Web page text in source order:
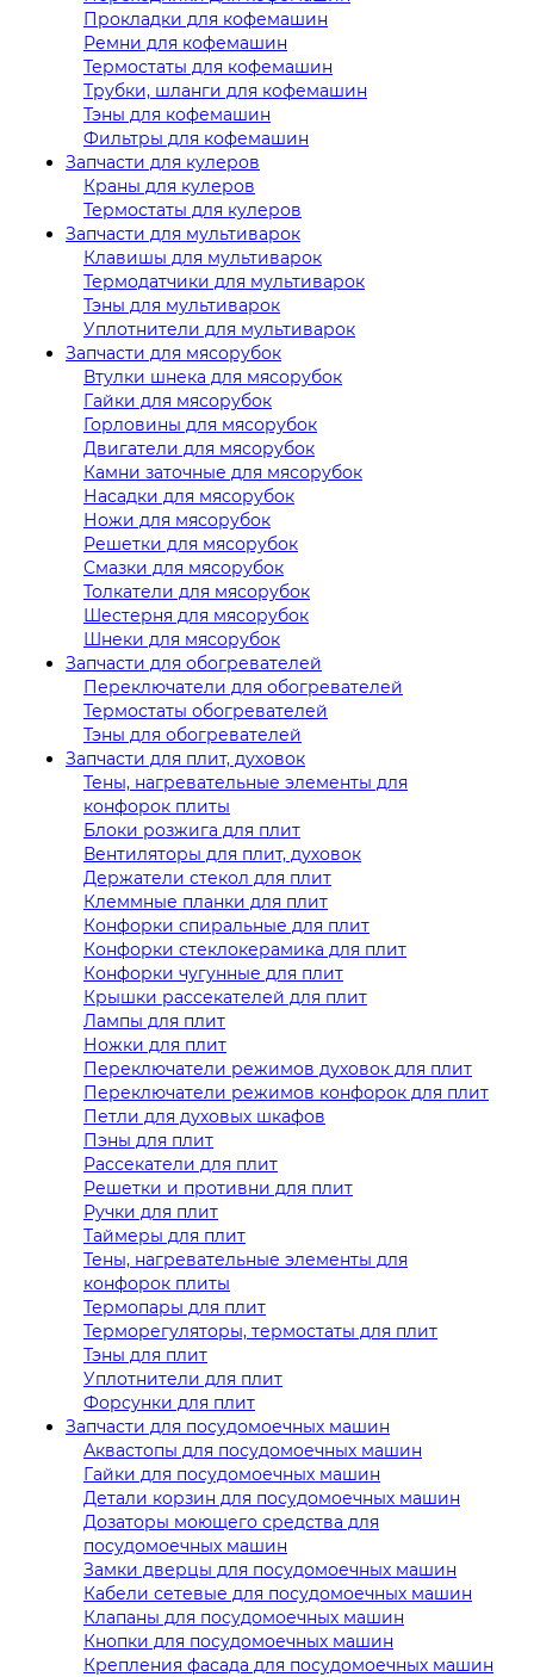
Прокладки для кофемашин
Ремни для кофемашин
Термостаты для кофемашин
Трубки, шланги для кофемашин
Тэны для кофемашин
Фильтры для кофемашин
Запчасти для кулеров
Краны для кулеров
Термостаты для кулеров
Запчасти для мультиварок
Клавишы для мультиварок
Термодатчики для мультиварок
Тэны для мультиварок
Уплотнители для мультиварок
Запчасти для мясорубок
Втулки шнека для мясорубок
Гайки для мясорубок
Горловины для мясорубок
Двигатели для мясорубок
Камни заточные для мясорубок
Насадки для мясорубок
Ножи для мясорубок
Решетки для мясорубок
Смазки для мясорубок
Толкатели для мясорубок
Шестерня для мясорубок
Шнеки для мясорубок
Запчасти для обогревателей
Переключатели для обогревателей
Термостаты обогревателей
Тэны для обогревателей
Запчасти для плит, духовок
Тены, нагревательные элементы для
конфорок плиты
Блоки розжига для плит
Вентиляторы для плит, духовок
Держатели стекол для плит
Клеммные планки для плит
Конфорки спиральные для плит
Конфорки стеклокерамика для плит
Конфорки чугунные для плит
Крышки рассекателей для плит
Лампы для плит
Ножки для плит
Переключатели режимов духовок для плит
Переключатели режимов конфорок для плит
Петли для духовых шкафов
Пэны для плит
Рассекатели для плит
Решетки и противни для плит
Ручки для плит
Таймеры для плит
Тены, нагревательные элементы для
конфорок плиты
Термопары для плит
Терморегуляторы, термостаты для плит
Тэны для плит
Уплотнители для плит
Форсунки для плит
Запчасти для посудомоечных машин
Аквастопы для посудомоечных машин
Гайки для посудомоечных машин
Детали корзин для посудомоечных машин
Дозаторы моющего средства для
посудомоечных машин
Замки дверцы для посудомоечных машин
Кабели сетевые для посудомоечных машин
Клапаны для посудомоечных машин
Кнопки для посудомоечных машин
Крепления фасада для посудомоечных машин